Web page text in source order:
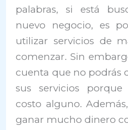
palabras, si está
nuevo negocio, es
utilizar servicios de
comenzar. Sin
cuenta que no podrás
sus servicios
costo alguno.
ganar mucho dinero